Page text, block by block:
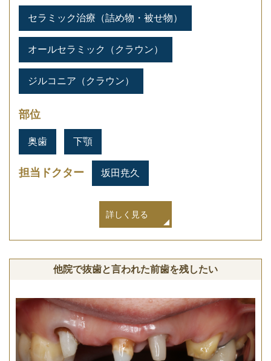
セラミック治療（詰め物・被せ物）
オールセラミック（クラウン）
ジルコニア（クラウン）
部位
奥歯 下顎
担当ドクター 坂田尭久
詳しく見る
他院で抜歯と言われた前歯を残したい